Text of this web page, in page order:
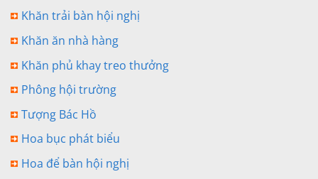
Khăn trải bàn hội nghị
Khăn ăn nhà hàng
Khăn phủ khay treo thưởng
Phông hội trường
Tượng Bác Hồ
Hoa bục phát biểu
Hoa để bàn hội nghị